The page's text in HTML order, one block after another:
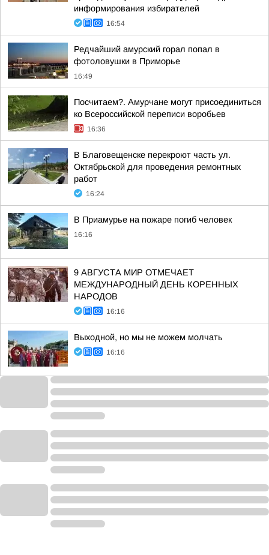
информирования избирателей
16:54
Редчайший амурский горал попал в
фотоловушки в Приморье
16:49
Посчитаем?. Амурчане могут присоединиться
ко Всероссийской переписи воробьев
16:36
В Благовещенске перекроют часть ул.
Октябрьской для проведения ремонтных
работ
16:24
В Приамурье на пожаре погиб человек
16:16
9 АВГУСТА МИР ОТМЕЧАЕТ
МЕЖДУНАРОДНЫЙ ДЕНЬ КОРЕННЫХ
НАРОДОВ
16:16
Выходной, но мы не можем молчать
16:16